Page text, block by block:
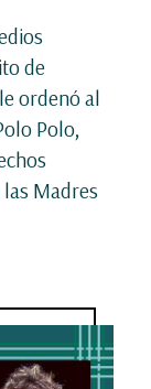
de
ordenó al
Polo,
Madres